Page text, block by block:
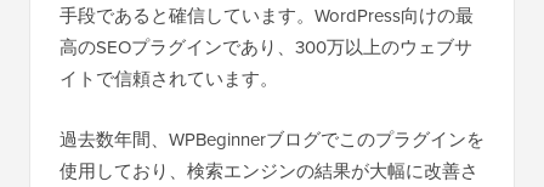
手段であると確信しています。WordPress向けの最
高のSEOプラグインであり、300万以上のウェブサ
イトで信頼されています。
過去数年間、WPBeginnerブログでこのプラグインを
使用しており、検索エンジンの結果が大幅に改善さ